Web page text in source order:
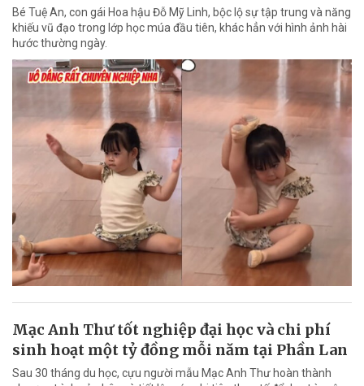
Bé Tuệ An, con gái Hoa hậu Đỗ Mỹ Linh, bộc lộ sự tập trung và năng
khiếu vũ đạo trong lớp học múa đầu tiên, khác hẳn với hình ảnh hài
hước thường ngày.
Mạc Anh Thư tốt nghiệp đại học và chi phí
sinh hoạt một tỷ đồng mỗi năm tại Phần Lan
Sau 30 tháng du học, cựu người mẫu Mạc Anh Thư hoàn thành